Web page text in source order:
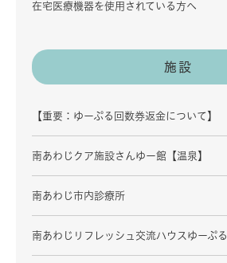
在宅医療機器を使用されている方へ
施設
【重要：ゆーぷる回数券返金について】
南あわじクア施設さんゆー館【温泉】
南あわじ市内診療所
南あわじリフレッシュ交流ハウスゆーぷる